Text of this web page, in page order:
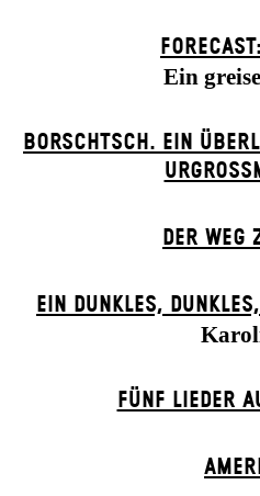
Ein
BORSCHTSCH. EIN
DER WEG
EIN DUNK­LES,
FÜNF LIEDER